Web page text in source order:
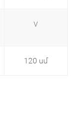
V
120 սմ